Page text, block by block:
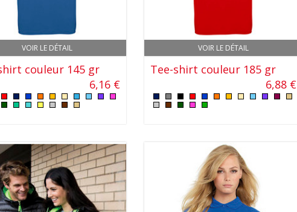
VOIR LE DÉTAIL
couleur 145 gr
6,16 €
VOIR LE DÉTAIL
Tee-shirt couleur 185 gr
6,88 €